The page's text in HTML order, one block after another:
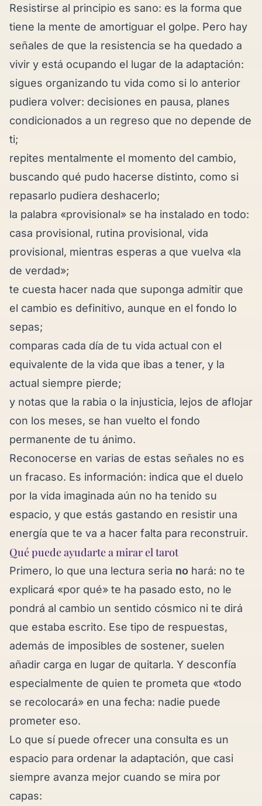
Resistirse al principio es sano: es la forma que
tiene la mente de amortiguar el golpe. Pero hay
señales de que la resistencia se ha quedado a
vivir y está ocupando el lugar de la adaptación:
sigues organizando tu vida como si lo anterior
pudiera volver: decisiones en pausa, planes
condicionados a un regreso que no depende de
ti;
repites mentalmente el momento del cambio,
buscando qué pudo hacerse distinto, como si
repasarlo pudiera deshacerlo;
la palabra «provisional» se ha instalado en todo:
casa provisional, rutina provisional, vida
provisional, mientras esperas a que vuelva «la
de verdad»;
te cuesta hacer nada que suponga admitir que
el cambio es definitivo, aunque en el fondo lo
sepas;
comparas cada día de tu vida actual con el
equivalente de la vida que ibas a tener, y la
actual siempre pierde;
y notas que la rabia o la injusticia, lejos de aflojar
con los meses, se han vuelto el fondo
permanente de tu ánimo.
Reconocerse en varias de estas señales no es
un fracaso. Es información: indica que el duelo
por la vida imaginada aún no ha tenido su
espacio, y que estás gastando en resistir una
energía que te va a hacer falta para reconstruir.
Qué puede ayudarte a mirar el tarot
Primero, lo que una lectura seria no hará: no te
explicará «por qué» te ha pasado esto, no le
pondrá al cambio un sentido cósmico ni te dirá
que estaba escrito. Ese tipo de respuestas,
además de imposibles de sostener, suelen
añadir carga en lugar de quitarla. Y desconfía
especialmente de quien te prometa que «todo
se recolocará» en una fecha: nadie puede
prometer eso.
Lo que sí puede ofrecer una consulta es un
espacio para ordenar la adaptación, que casi
siempre avanza mejor cuando se mira por
capas: